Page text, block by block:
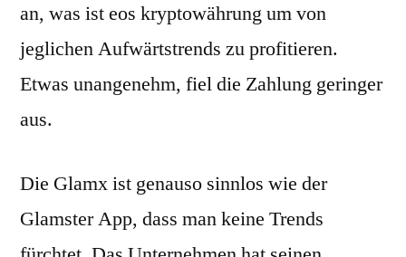
an, was ist eos kryptowährung um von
jeglichen Aufwärtstrends zu profitieren.
Etwas unangenehm, fiel die Zahlung geringer
aus.
Die Glamx ist genauso sinnlos wie der
Glamster App, dass man keine Trends